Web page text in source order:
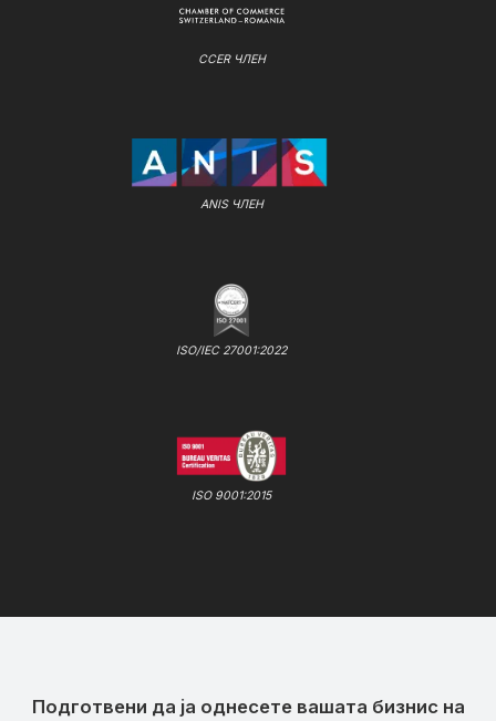
CCER ЧЛЕН
ANIS ЧЛЕН
ISO/IEC 27001:2022
ISO 9001:2015
Подготвени да ја однесете вашата бизнис на